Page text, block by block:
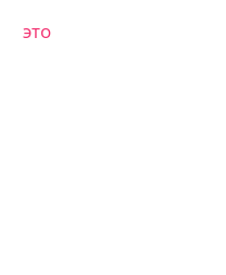
это